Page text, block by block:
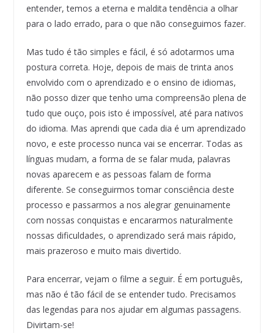
entender, temos a eterna e maldita tendência a olhar
para o lado errado, para o que não conseguimos fazer.
Mas tudo é tão simples e fácil, é só adotarmos uma
postura correta. Hoje, depois de mais de trinta anos
envolvido com o aprendizado e o ensino de idiomas,
não posso dizer que tenho uma compreensão plena de
tudo que ouço, pois isto é impossível, até para nativos
do idioma. Mas aprendi que cada dia é um aprendizado
novo, e este processo nunca vai se encerrar. Todas as
línguas mudam, a forma de se falar muda, palavras
novas aparecem e as pessoas falam de forma
diferente. Se conseguirmos tomar consciência deste
processo e passarmos a nos alegrar genuinamente
com nossas conquistas e encararmos naturalmente
nossas dificuldades, o aprendizado será mais rápido,
mais prazeroso e muito mais divertido.
Para encerrar, vejam o filme a seguir. É em português,
mas não é tão fácil de se entender tudo. Precisamos
das legendas para nos ajudar em algumas passagens.
Divirtam-se!